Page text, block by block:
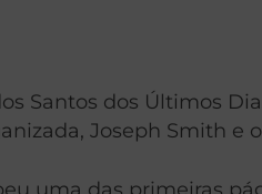
Santos dos Últimos
Joseph Smith
uma das primeiras